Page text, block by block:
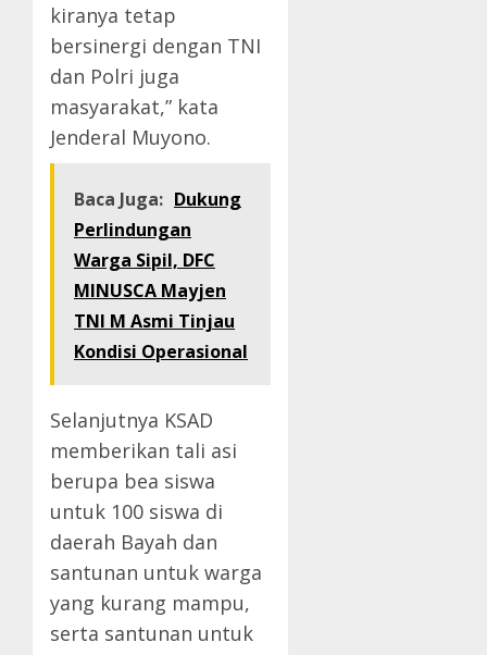
kiranya tetap
bersinergi dengan TNI
dan Polri juga
masyarakat,” kata
Jenderal Muyono.
Baca Juga: Dukung
Perlindungan
Warga Sipil, DFC
MINUSCA Mayjen
TNI M Asmi Tinjau
Kondisi Operasional
Selanjutnya KSAD
memberikan tali asi
berupa bea siswa
untuk 100 siswa di
daerah Bayah dan
santunan untuk warga
yang kurang mampu,
serta santunan untuk